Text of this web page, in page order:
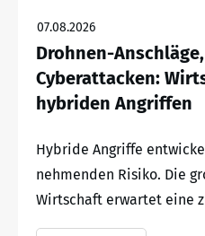
07.08.2026
Drohnen-
Cyberattacken:
hybriden Angriffen
Hybride Angriffe
nehmenden Risiko. Die
Wirtschaft erwartet eine